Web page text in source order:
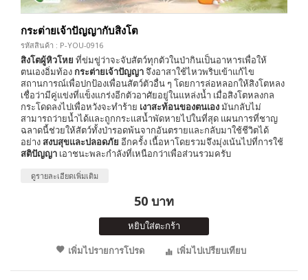
กระต่ายเจ้าปัญญากับสิงโต
รหัสสินค้า : P-YOU-0916
สิงโตผู้หิวโหย ที่ข่มขู่ว่าจะจับสัตว์ทุกตัวในป่ากินเป็นอาหารเพื่อให้
ตนเองอิ่มท้องกระต่ายเจ้าปัญญาจึงอาสาใช้ไหวพริบเข้าแก้ไข
สถานการณ์เพื่อปกป้องเพื่อนสัตว์ตัวอื่น ๆ โดยการล่อหลอกให้สิงโตหลง
เชื่อว่ามีคู่แข่งที่แข็งแกร่งอีกตัวอาศัยอยู่ในแหล่งน้ำ เมื่อสิงโตหลงกล
กระโดดลงไปเพื่อหวังจะทำร้าย เงาสะท้อนของตนเองมันกลับไม่
สามารถว่ายน้ำได้และถูกกระแสน้ำพัดหายไปในที่สุด แผนการที่ชาญ
ฉลาดนี้ช่วยให้สัตว์ทั้งป่ารอดพ้นจากอันตรายและกลับมาใช้ชีวิตได้
อย่างสงบสุขและปลอดภัย อีกครั้ง เนื้อหาโดยรวมจึงมุ่งเน้นไปที่การใช้
สติปัญญา เอาชนะพละกำลังที่เหนือกว่าเพื่อส่วนรวมครับ
ดูรายละเอียดเพิ่มเติม
50 บาท
หยิบใส่ตะกร้า
เพิ่มไปรายการโปรด
เพิ่มไปเปรียบเทียบ